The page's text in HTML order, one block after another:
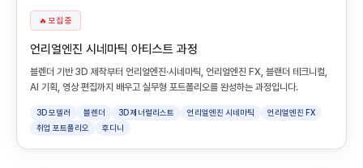
🔥 모집 중
언리얼엔진 시네마틱 아티스트 과정
블렌더 기반 3D 제작부터 언리얼엔진·시네마틱, 언리얼엔진 FX, 블랜더 테크니컬,
AI 기획, 영상 편집까지 배우고 실무형 포트폴리오를 완성하는 과정입니다.
3D 모델러 블렌더 3D 제너럴리스트 언리얼엔진 시네마틱
언리얼엔진 FX
취업 포트폴리오
후디니